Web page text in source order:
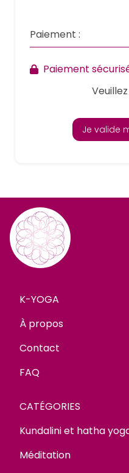
Paiement :
Paiement
Je valide
K-YOGA
À propos
Contact
FAQ
CATÉGORIES
Kundalini et hatha
Méditation